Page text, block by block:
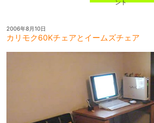
2006年8月10日
カリモク60Kチェアとイームズチェア